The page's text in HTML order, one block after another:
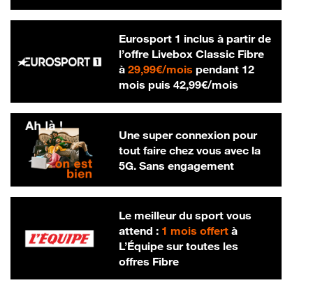
Eurosport 1 inclus à partir de
l’offre Livebox Classic Fibre
à 29,99€/mois29,99 € par mois
pendant 12
mois puis 42,99€/mois42,99 € par
Une super connexion pour
tout faire chez vous avec la
5G. Sans engagement
Le meilleur du sport vous
attend : 1 mois offertà
L’Équipe sur toutes les
offres Fibre